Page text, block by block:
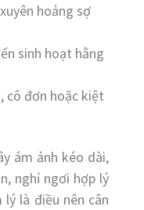
hoảng sợ
sinh hoạt hằng
cô đơn hoặc kiệt
ám ảnh kéo dài,
nghỉ ngơi hợp lý
là điều nên cân